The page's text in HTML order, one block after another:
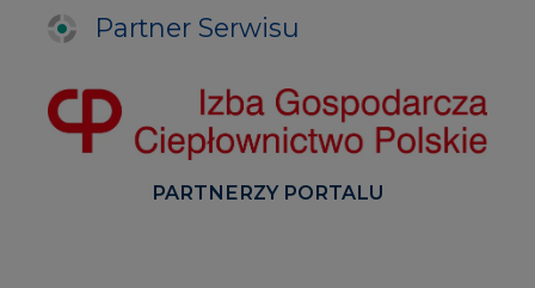
Partner Serwisu
PARTNERZY PORTALU